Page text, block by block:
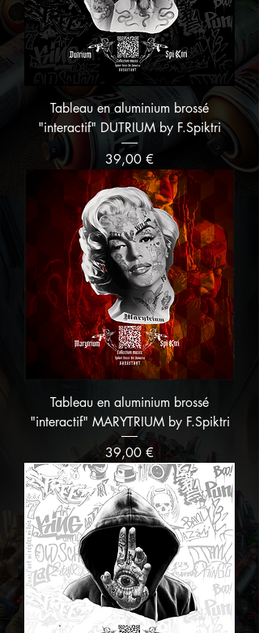
Tableau en aluminium brossé
"interactif" DUTRIUM by F.Spiktri
Prix
39,00 €
Tableau en aluminium brossé
"interactif" MARYTRIUM by F.Spiktri
Prix
39,00 €